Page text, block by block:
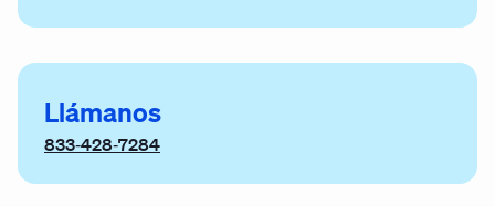
Llámanos
833‑428‑7284